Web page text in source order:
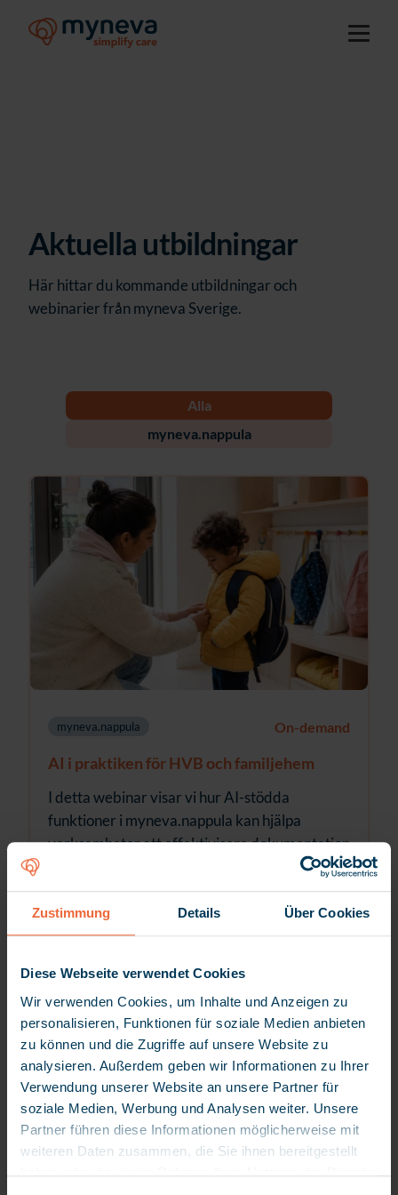
Zustimmung Details Über Cookies
Diese Webseite verwendet Cookies
Wir verwenden Cookies, um Inhalte und Anzeigen zu
personalisieren, Funktionen für soziale Medien anbieten
zu können und die Zugriffe auf unsere Website zu
analysieren. Außerdem geben wir Informationen zu Ihrer
Verwendung unserer Website an unsere Partner für
soziale Medien, Werbung und Analysen weiter. Unsere
Partner führen diese Informationen möglicherweise mit
weiteren Daten zusammen, die Sie ihnen bereitgestellt
Aktuella utbildningar
Här hittar du kommande utbildningar och
webinarier från myneva Sverige.
Alla
myneva.nappula
myneva.nappula On-demand
AI i praktiken för HVB och familjehem
I detta webinar visar vi hur AI-stödda
funktioner i myneva.nappula kan hjälpa
verksamheter att effektivisera dokumentation
kompromissa med säkerhet eller kvalitet.
Lue lisää